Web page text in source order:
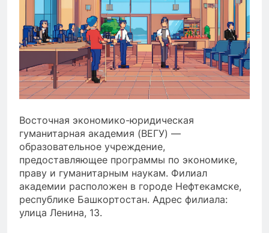
Восточная экономико-юридическая
гуманитарная академия (ВЕГУ) —
образовательное учреждение,
предоставляющее программы по экономике,
праву и гуманитарным наукам. Филиал
академии расположен в городе Нефтекамске,
республике Башкортостан. Адрес филиала:
улица Ленина, 13.